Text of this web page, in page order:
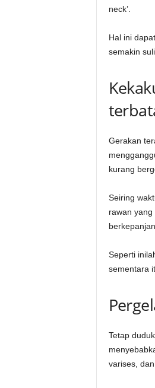
neck’.
Hal ini
semakin
Gerakan
kurang
Seiring
rawan
Seperti
sementara
Tetap
varises,